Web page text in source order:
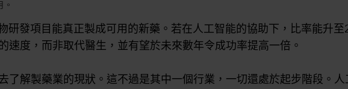
研發項目能真正製成可用的新藥。若在人工智能的協助下，比率能升
度，而非取代醫生，並有望於未來數年令成功率提高一倍。
了解製藥業的現狀。這不過是其中一個行業，一切還處於起步階段。